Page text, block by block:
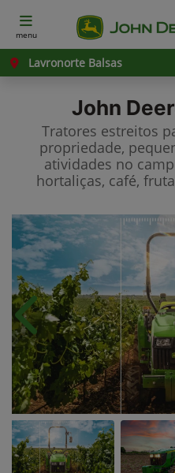
menu
Lavronorte Balsas
John
Tratores estreitos
propriedade,
atividades no
hortaliças, café,
Anterior